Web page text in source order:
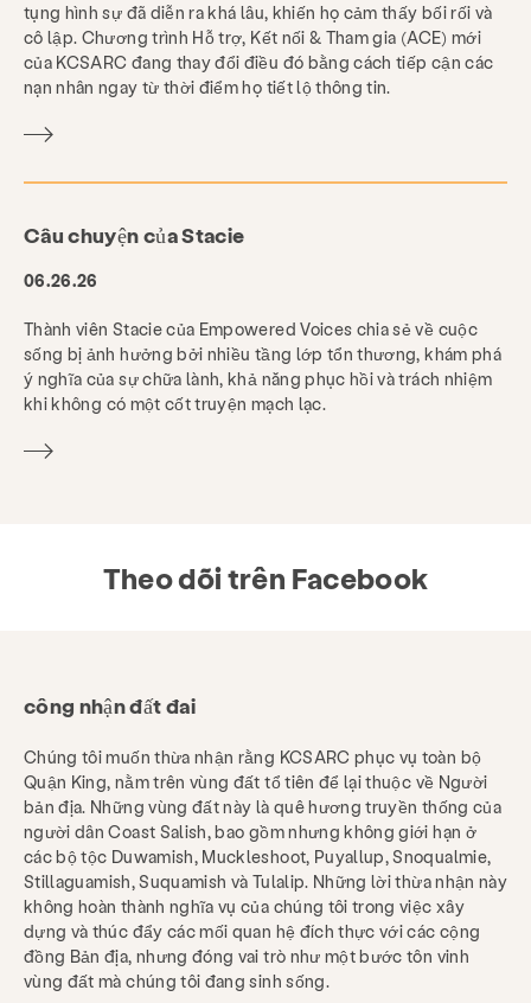
tụng hình sự đã diễn ra khá lâu, khiến họ cảm thấy bối rối và
cô lập. Chương trình Hỗ trợ, Kết nối & Tham gia (ACE) mới
của KCSARC đang thay đổi điều đó bằng cách tiếp cận các
nạn nhân ngay từ thời điểm họ tiết lộ thông tin.
Câu chuyện của Stacie
06.26.26
Thành viên Stacie của Empowered Voices chia sẻ về cuộc
sống bị ảnh hưởng bởi nhiều tầng lớp tổn thương, khám phá
ý nghĩa của sự chữa lành, khả năng phục hồi và trách nhiệm
khi không có một cốt truyện mạch lạc.
Theo dõi trên Facebook
công nhận đất đai
Chúng tôi muốn thừa nhận rằng KCSARC phục vụ toàn bộ
Quận King, nằm trên vùng đất tổ tiên để lại thuộc về Người
bản địa. Những vùng đất này là quê hương truyền thống của
người dân Coast Salish, bao gồm nhưng không giới hạn ở
các bộ tộc Duwamish, Muckleshoot, Puyallup, Snoqualmie,
Stillaguamish, Suquamish và Tulalip. Những lời thừa nhận này
không hoàn thành nghĩa vụ của chúng tôi trong việc xây
dựng và thúc đẩy các mối quan hệ đích thực với các cộng
đồng Bản địa, nhưng đóng vai trò như một bước tôn vinh
vùng đất mà chúng tôi đang sinh sống.